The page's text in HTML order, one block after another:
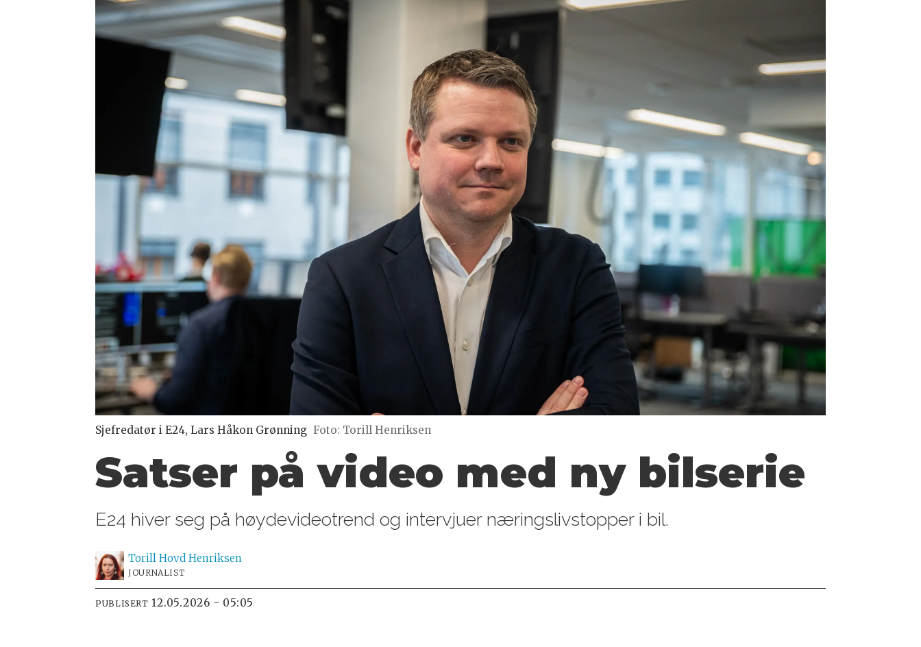
Sjefredatør i E24, Lars Håkon Grønning Foto: Torill Henriksen
Satser på video med ny bilserie
E24 hiver seg på høydevideotrend og intervjuer næringslivstopper i bil.
Torill Hovd Henriksen
JOURNALIST
PUBLISERT 12.05.2026 - 05:05